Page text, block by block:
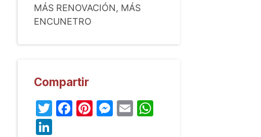
MÁS RENOVACIÓN, MÁS
ENCUNETRO
Compartir
Twitter
Facebook
Pinterest
Messenger
EmailWhatsApp
LinkedIn